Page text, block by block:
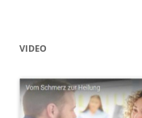
VIDEO